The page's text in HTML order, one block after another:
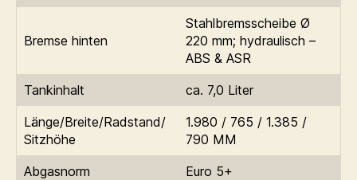
Bremse hinten
Stahlbremsscheibe Ø
220 mm; hydraulisch –
ABS & ASR
Tankinhalt
ca. 7,0 Liter
Länge/Breite/Radstand/
Sitzhöhe
1.980 / 765 / 1.385 /
790 MM
Abgasnorm
Euro 5+